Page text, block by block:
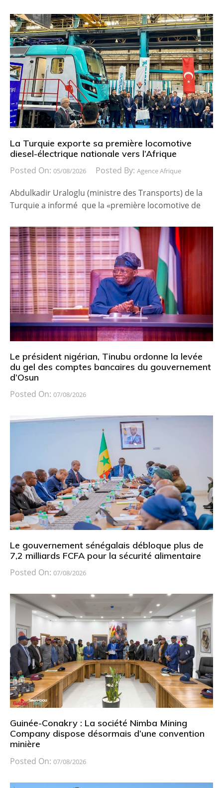
La Turquie exporte sa première locomotive
diesel-électrique nationale vers l’Afrique
Posted On: 05/08/2026 Posted By: Agence Afrique
Abdulkadir Uraloglu (ministre des Transports) de la
Turquie a informé que la «première locomotive de
Le président nigérian, Tinubu ordonne la levée
du gel des comptes bancaires du gouvernement
d’Osun
Posted On: 07/08/2026
Le gouvernement sénégalais débloque plus de
7,2 milliards FCFA pour la sécurité alimentaire
Posted On: 07/08/2026
Guinée-Conakry : La société Nimba Mining
Company dispose désormais d’une convention
minière
Posted On: 07/08/2026